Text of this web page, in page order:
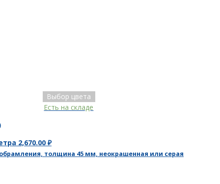
Выбор цвета
Есть на складе
2,670.00 ₽
толщина 45 мм, неокрашенная или серая